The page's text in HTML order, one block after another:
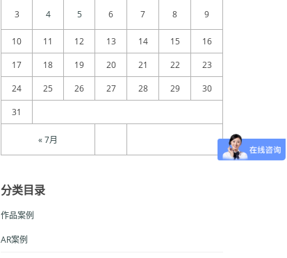
« 7月
3 4 5 6 7 8 9
10 11 12 13 14 15
16
17
18 19 20 21 22
23
24
25 26 27 28 29
30
31
分类目录
作品案例
AR案例